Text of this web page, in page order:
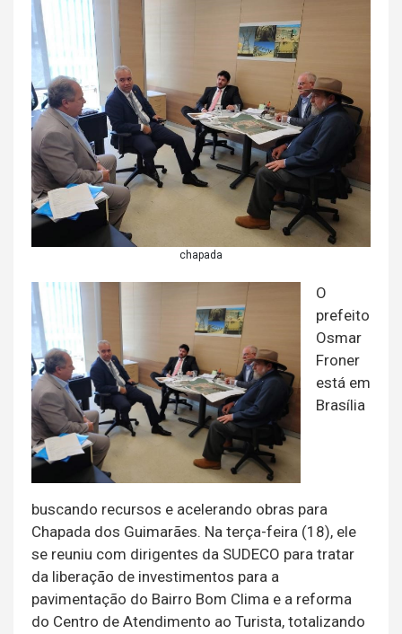
chapada
O
prefeito
Osmar
Froner
está em
Brasília
buscando recursos e acelerando obras para
Chapada dos Guimarães. Na terça-feira (18), ele
se reuniu com dirigentes da SUDECO para tratar
da liberação de investimentos para a
pavimentação do Bairro Bom Clima e a reforma
do Centro de Atendimento ao Turista, totalizando